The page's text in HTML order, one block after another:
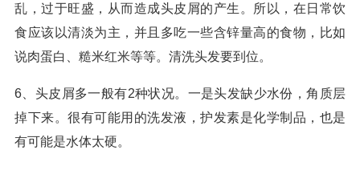
乱，过于旺盛，从而造成头皮屑的产生。所以，在日常饮
食应该以清淡为主，并且多吃一些含锌量高的食物，比如
说肉蛋白、糙米红米等等。清洗头发要到位。
6、头皮屑多一般有2种状况。一是头发缺少水份，角质层
掉下来。很有可能用的洗发液，护发素是化学制品，也是
有可能是水体太硬。